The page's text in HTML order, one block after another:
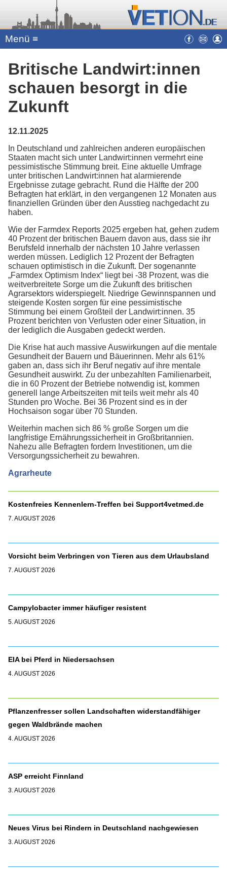
Menü ≡
Britische Landwirt:innen
schauen besorgt in die
Zukunft
12.11.2025
In Deutschland und zahlreichen anderen europäischen
Staaten macht sich unter Landwirt:innen vermehrt eine
pessimistische Stimmung breit. Eine aktuelle Umfrage
unter britischen Landwirt:innen hat alarmierende
Ergebnisse zutage gebracht. Rund die Hälfte der 200
Befragten hat erklärt, in den vergangenen 12 Monaten aus
finanziellen Gründen über den Ausstieg nachgedacht zu
haben.
Wie der Farmdex Reports 2025 ergeben hat, gehen zudem
40 Prozent der britischen Bauern davon aus, dass sie ihr
Berufsfeld innerhalb der nächsten 10 Jahre verlassen
werden müssen.​ Lediglich 12 Prozent der Befragten
schauen optimistisch in die Zukunft. Der sogenannte
„Farmdex Optimism Index“ liegt bei -38 Prozent, was die
weitverbreitete Sorge um die Zukunft des britischen
Agrarsektors widerspiegelt. Niedrige Gewinnspannen und
steigende Kosten sorgen für eine pessimistische
Stimmung bei einem Großteil der Landwirt:innen. 35
Prozent berichten von Verlusten oder einer Situation, in
der lediglich die Ausgaben gedeckt werden.
Die Krise hat auch massive Auswirkungen auf die mentale
Gesundheit der Bauern und Bäuerinnen. Mehr als 61%
gaben an, dass sich ihr Beruf negativ auf ihre mentale
Gesundheit auswirkt. Zu der unbezahlten Familienarbeit,
die in 60 Prozent der Betriebe notwendig ist, kommen
generell lange Arbeitszeiten mit teils weit mehr als 40
Stunden pro Woche. Bei 36 Prozent sind es in der
Hochsaison sogar über 70 Stunden.
Weiterhin machen sich 86 % große Sorgen um die
langfristige Ernährungssicherheit in Großbritannien.
Nahezu alle Befragten fordern Investitionen, um die
Versorgungssicherheit zu bewahren.
Agrarheute
Kostenfreies Kennenlern-Treffen bei Support4vetmed.de
7. AUGUST 2026
Vorsicht beim Verbringen von Tieren aus dem Urlaubsland
7. AUGUST 2026
Campylobacter immer häufiger resistent
5. AUGUST 2026
EIA bei Pferd in Niedersachsen
4. AUGUST 2026
Pflanzenfresser sollen Landschaften widerstandfähiger
gegen Waldbrände machen
4. AUGUST 2026
ASP erreicht Finnland
3. AUGUST 2026
Neues Virus bei Rindern in Deutschland nachgewiesen
3. AUGUST 2026